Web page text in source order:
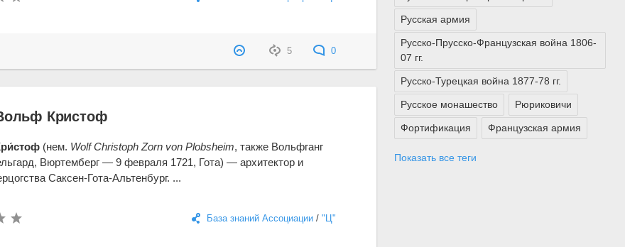
5 0
Кристоф
(нем. Wolf Christoph Zorn von Plobsheim, также Вольфганг
Вюртемберг — 9 февраля 1721, Гота) — архитектор и
Саксен-Гота-Альтенбург. ...
База знаний Ассоциации/ "Ц"
Русская армия
Русско-Прусско-Французская война 1806-
07 гг.
Русско-Турецкая война 1877-78 гг.
Русское монашество Рюриковичи
Фортификация Французская армия
Показать все теги